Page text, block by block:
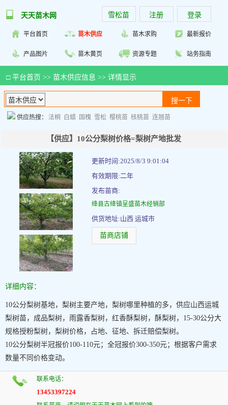
天天苗木网 雪松苗 注册 登录
平台首页 苗木供应 苗木求购 最新报价
产品图片 苗木黄页 资源专题 站务指南
□ 平台首页 >> 苗木供应信息 >> 详情显示
供应热搜： 法桐 白蜡 国槐 雪松 樱桃苗 核桃苗 连翘苗
【供应】10公分梨树价格=梨树产地批发
更新时间:2025/8/3 9:01:04
有效期限:二年
发布苗商:
绛县古绛镇呈盛苗木经销部
供货地址:山西 运城市
苗商店铺
详细内容：
10公分梨树基地，梨树主要产地，梨树哪里种植的多，供应山西运城
梨树苗，成品梨树，雨露香梨树，红香酥梨树，酥梨树，15-30公分大
规格授粉梨树，梨树价格，占地、征地、拆迁赔偿梨树。
10公分梨树半冠报价100-110元；全冠报价300-350元；根据客户需求
数量不同价格变动。
联系电话：
13453397224